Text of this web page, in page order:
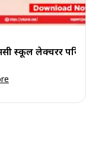
घोषित: प्रथम
स्कूल लेक्चरर